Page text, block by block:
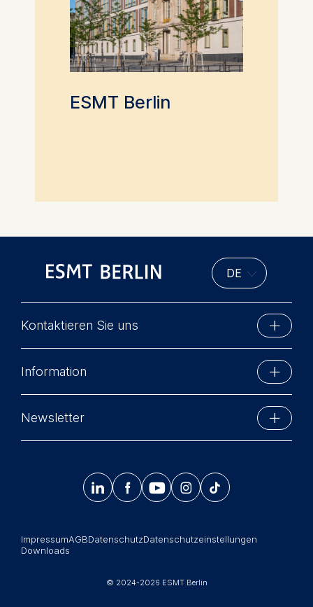
ESMT Berlin
Kontaktieren Sie uns
Schlossplatz 1
10178 Berlin, Germany
Phone: +49 30 212 31 0
Information
Summer School
Newsroom
Newsletter
Jetzt anmelden
© 2024-2026 ESMT Berlin
ImpressumAGBDatenschutzDatenschutzeinstellungen
Downloads
    𝄞